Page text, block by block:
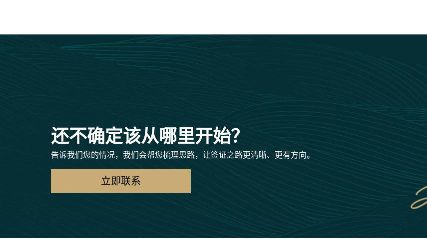
还不确定该从哪里开始？
告诉我们您的情况，我们会帮您梳理思路，让签证之路更清晰、更有方向。
立即联系